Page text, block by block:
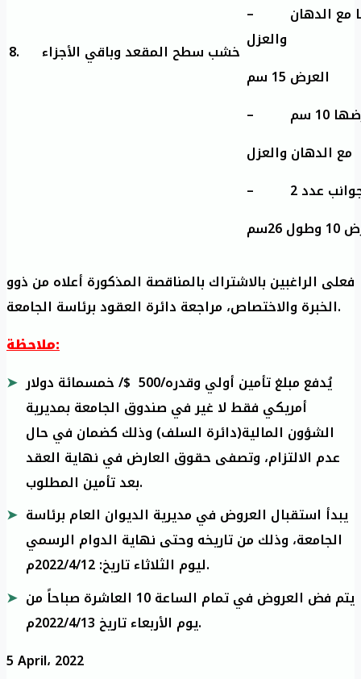
8. خشب سطح المقعد وباقي الأجزاء
– خشبة المسند: تلف جميع الزوايا مع الدهان
والعزل
العرض 15 سم
سم
مع الدهان والعزل
عدد 2
فعلى الراغبين بالاشتراك بالمناقصة المذكورة أعلاه من ذوو
الخبرة والاختصاص، مراجعة دائرة العقود برئاسة الجامعة.
ملاحظة:
يُدفع مبلغ تأمين أولي وقدره/500 $/ خمسمائة دولار
أمريكي فقط لا غير في صندوق الجامعة بمديرية
الشؤون المالية(دائرة السلف) وذلك كضمان في حال
عدم الالتزام، وتصفى حقوق العارض في نهاية العقد
بعد تأمين المطلوب.
يبدأ استقبال العروض في مديرية الديوان العام برئاسة
الجامعة، وذلك من تاريخه وحتى نهاية الدوام الرسمي
ليوم الثلاثاء تاريخ: 2022/4/12م.
يتم فض العروض في تمام الساعة 10 العاشرة صباحاً من
يوم الأربعاء تاريخ 2022/4/13م.
5 April، 2022